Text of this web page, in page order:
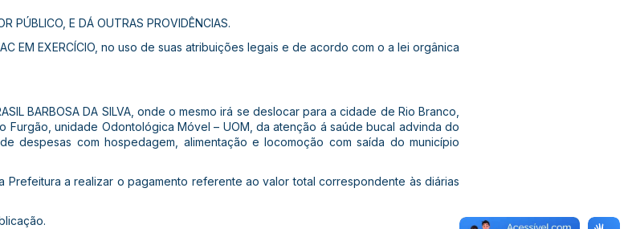
PÚBLICO, E DÁ OUTRAS PROVIDÊNCIAS.
AC EM EXERCÍCIO, no uso de suas atribuições legais e de acordo com o a lei orgânica
BARBOSA DA SILVA, onde o mesmo irá se deslocar para a cidade de Rio Branco,
Furgão, unidade Odontológica Móvel – UOM, da atenção á saúde bucal advinda do
despesas com hospedagem, alimentação e locomoção com saída do município
Prefeitura a realizar o pagamento referente ao valor total correspondente às diárias